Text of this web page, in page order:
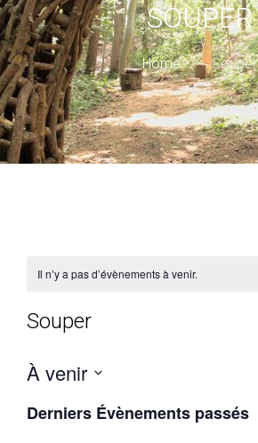
SOUPER
Home Souper
Il n’y a pas d’évènements à venir.
Souper
À venir
une
Derniers Évènements passés